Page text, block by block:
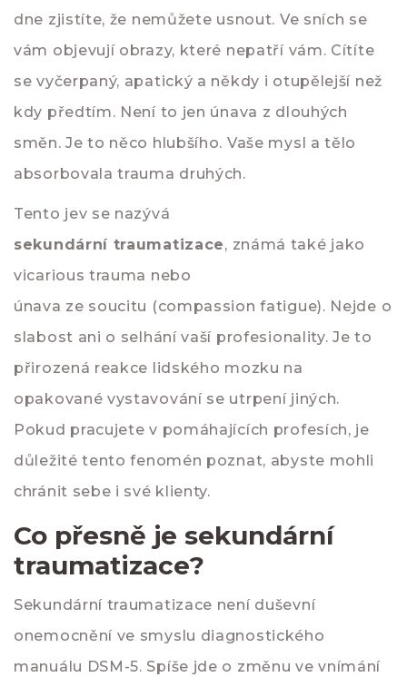
dne zjistíte, že nemůžete usnout. Ve sních se
vám objevují obrazy, které nepatří vám. Cítíte
se vyčerpaný, apatický a někdy i otupělejší než
kdy předtím. Není to jen únava z dlouhých
směn. Je to něco hlubšího. Vaše mysl a tělo
absorbovala trauma druhých.
Tento jev se nazývá
sekundární traumatizace, známá také jako
vicarious trauma nebo
únava ze soucitu (compassion fatigue). Nejde o
slabost ani o selhání vaší profesionality. Je to
přirozená reakce lidského mozku na
opakované vystavování se utrpení jiných.
Pokud pracujete v pomáhajících profesích, je
důležité tento fenomén poznat, abyste mohli
chránit sebe i své klienty.
Co přesně je sekundární
traumatizace?
Sekundární traumatizace není duševní
onemocnění ve smyslu diagnostického
manuálu DSM-5. Spíše jde o změnu ve vnímání